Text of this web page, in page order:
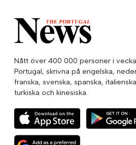
Nått över 400 000 personer i
Portugal, skrivna på engelska,
franska, svenska, spanska,
turkiska och kinesiska.